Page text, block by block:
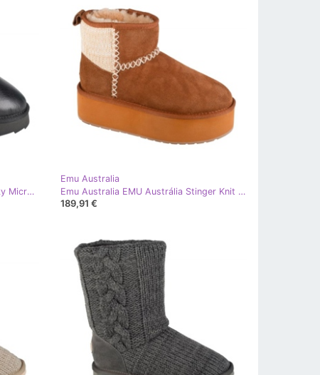
Emu Australia Emu Austrália Sharky Micro Town W13154-Blak Shoes preto
Emu Australia
Emu Australia EMU Austrália Stinger Knit Flatform W13143-CHES marrom
189,91 €